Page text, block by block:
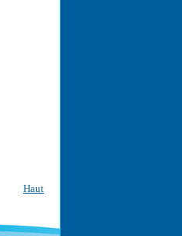
Haut